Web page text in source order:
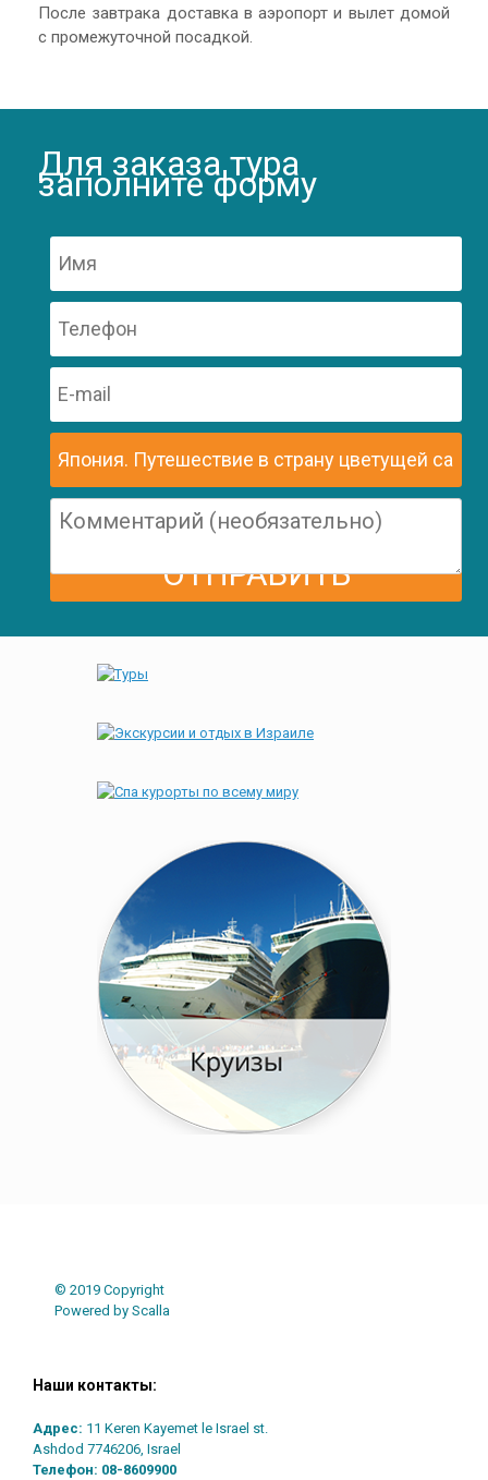
После завтрака доставка в аэропорт и вылет домой
с промежуточной посадкой.
Для заказа тура
заполните форму
© 2019 Copyright
Powered by Scalla
Наши контакты:
Адрес: 11 Keren Kayemet le Israel st.
Ashdod 7746206, Israel
Телефон: 08-8609900